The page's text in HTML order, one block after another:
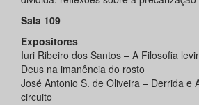
Sala 109
Expositores
Iuri Ribeiro dos Santos – A Filosofia
Deus na imanência do rosto
José Antonio S. de Oliveira – Derrida e
circuito